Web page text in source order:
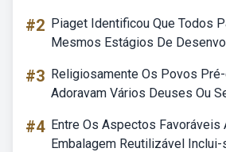
#2 Piaget Identificou Que Todos
Mesmos Estágios De
#3 Religiosamente Os Povos
Adoravam Vários Deuses Ou
#4 Entre Os Aspectos Favoráveis
Embalagem Reutilizável Inclui-